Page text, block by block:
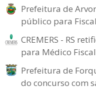
Prefeitura de
público para
CREMERS - RS
para Médico
Prefeitura de
do concurso com